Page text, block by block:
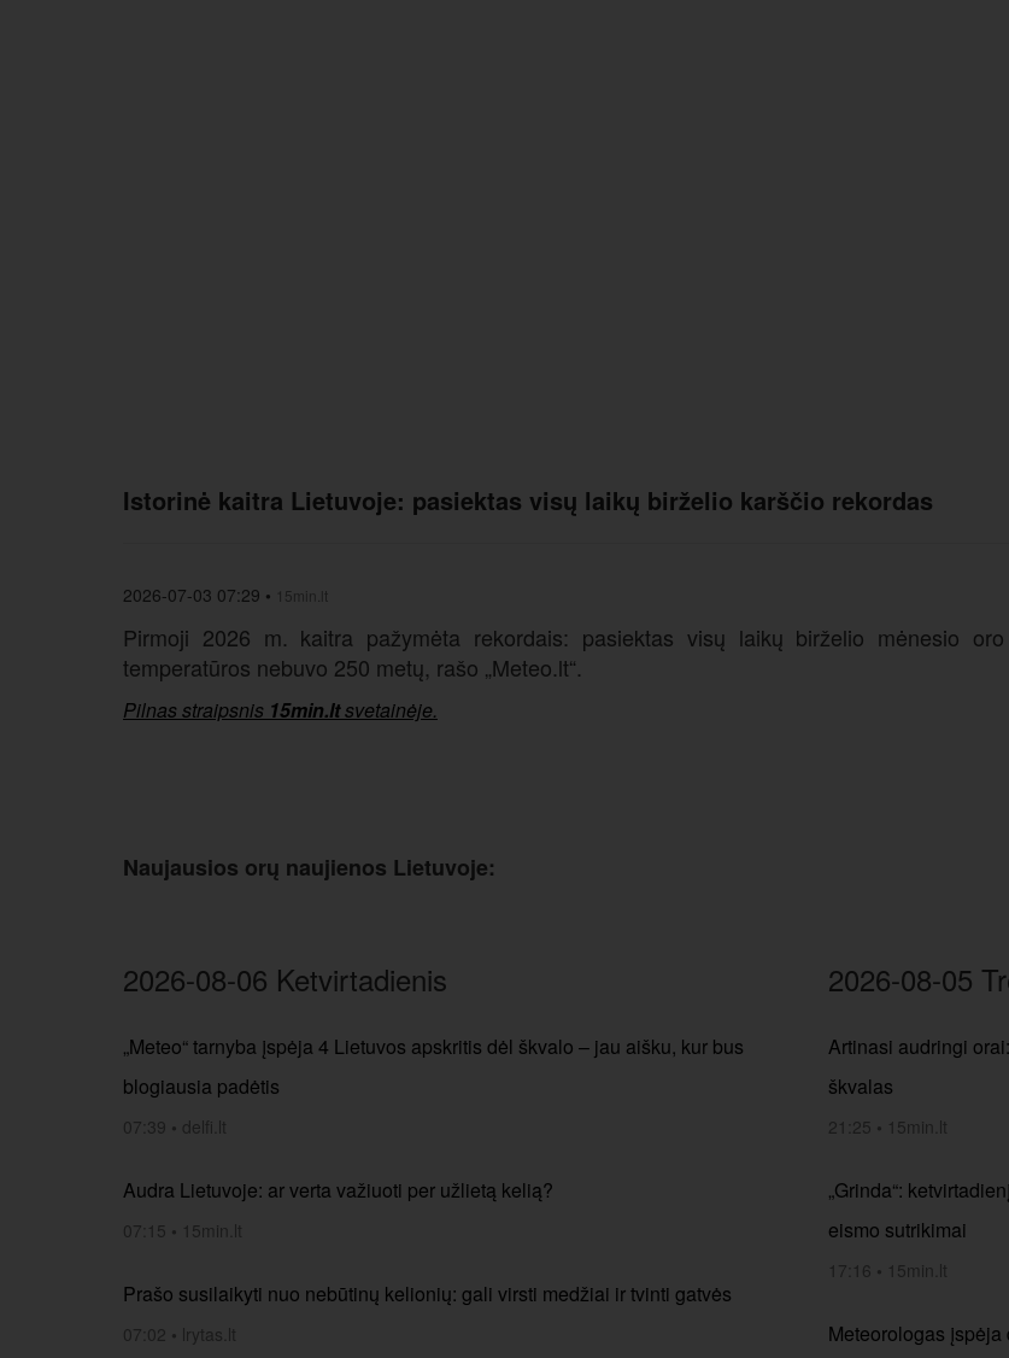
Istorinė kaitra Lietuvoje: pasiektas visų laikų birželio karščio rekordas
2026-07-03 07:29 • 15min.lt
Pirmoji 2026 m. kaitra pažymėta rekordais: pasiektas visų laikų birželio mėnesio
temperatūros nebuvo 250 metų, rašo „Meteo.lt“.
Pilnas straipsnis 15min.ltsvetainėje.
Naujausios orų naujienos Lietuvoje:
2026-08-06 Ketvirtadienis
„Meteo“ tarnyba įspėja 4 Lietuvos apskritis dėl škvalo – jau aišku, kur bus
blogiausia padėtis
07:39 • delfi.lt
Audra Lietuvoje: ar verta važiuoti per užlietą kelią?
07:15 • 15min.lt
Prašo susilaikyti nuo nebūtinų kelionių: gali virsti medžiai ir tvinti gatvės
07:02 • lrytas.lt
2026-08-05
Artinasi audringi
škvalas
21:25 • 15min.lt
„Grinda“:
eismo sutrikimai
17:16 • 15min.lt
Meteorologas